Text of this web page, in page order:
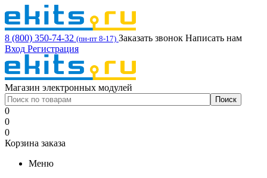
8 (800) 350-74-32 (пн-пт 8-17) Заказать звонок Написать нам
Вход Регистрация
Магазин электронных модулей
0
0
0
Корзина заказа
Меню